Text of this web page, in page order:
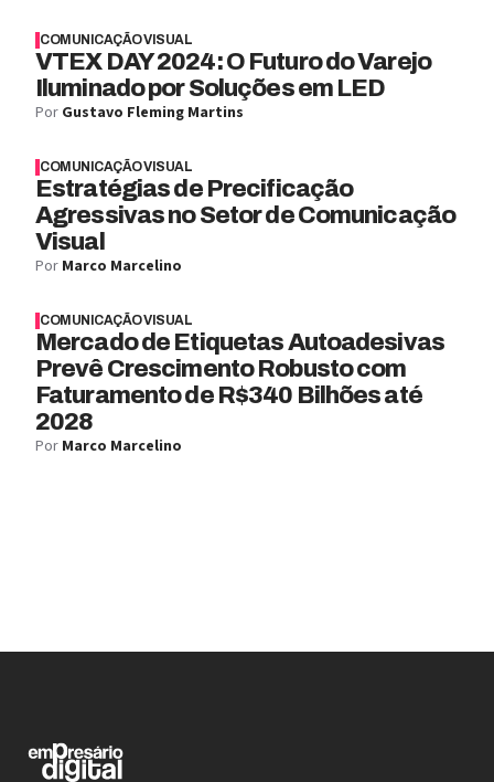
COMUNICAÇÃO VISUAL
VTEX DAY 2024: O Futuro do Varejo
Iluminado por Soluções em LED
Por Gustavo Fleming Martins
COMUNICAÇÃO VISUAL
Estratégias de Precificação
Agressivas no Setor de Comunicação
Visual
Por Marco Marcelino
COMUNICAÇÃO VISUAL
Mercado de Etiquetas Autoadesivas
Prevê Crescimento Robusto com
Faturamento de R$340 Bilhões até
2028
Por Marco Marcelino